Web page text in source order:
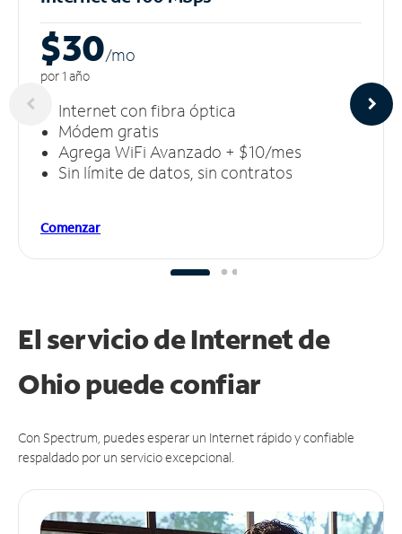
$30/mo
por 1 año
Internet con fibra óptica
Módem gratis
Agrega WiFi Avanzado + $10/mes
Sin límite de datos, sin contratos
Comenzar
El servicio de Internet de
Ohio puedeconfiar
Con Spectrum, puedes esperar un Internet rápido y confiable
respaldado por un servicio excepcional.